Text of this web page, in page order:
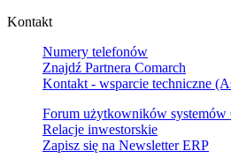
Kontakt
Numery telefonów
Znajdź Partnera Comarch
Kontakt - wsparcie techniczne
Forum użytkowników systemów
Relacje inwestorskie
Zapisz się na Newsletter ERP